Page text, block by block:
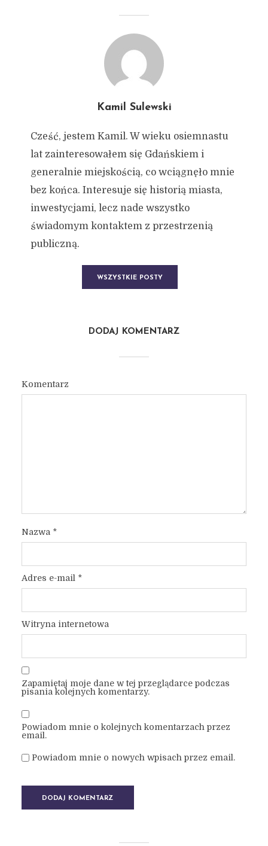
Kamil Sulewski
Cześć, jestem Kamil. W wieku osiemnastu
lat zainteresowałem się Gdańskiem i
generalnie miejskością, co wciągnęło mnie
bez końca. Interesuje się historią miasta,
inwestycjami, lecz nade wszystko
świadomym kontaktem z przestrzenią
publiczną.
WSZYSTKIE POSTY
DODAJ KOMENTARZ
Komentarz
Nazwa *
Adres e-mail *
Witryna internetowa
Zapamiętaj moje dane w tej przeglądarce podczas
pisania kolejnych komentarzy.
Powiadom mnie o kolejnych komentarzach przez
email.
Powiadom mnie o nowych wpisach przez email.